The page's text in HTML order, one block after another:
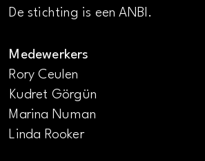
De stichting is een ANBI.
Medewerkers
Rory Ceulen
Kudret Görgün
Marina Numan
Linda Rooker